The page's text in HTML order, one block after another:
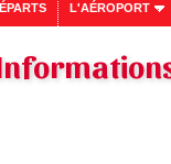
L'AÉROPORT